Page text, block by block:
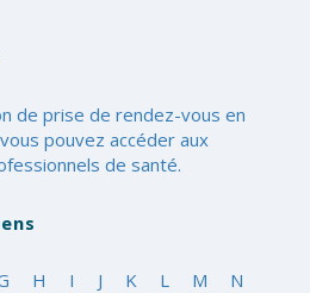
de prise de rendez-vous en
pouvez accéder aux
de santé.
H I J K L M
N